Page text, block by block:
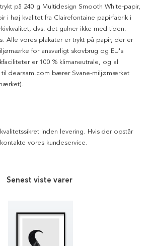
på 240 g Multidesign Smooth White-papir,
i høj kvalitet fra Clairefontaine papirfabrik i
dvs. det gulner ikke med tiden.
Alle vores plakater er trykt på papir, der er
for ansvarligt skovbrug og EU's
er 100 % klimaneutrale, og al
til dearsam.com bærer Svane-miljømærket
inden levering. Hvis der opstår
vores kundeservice.
Senest viste varer